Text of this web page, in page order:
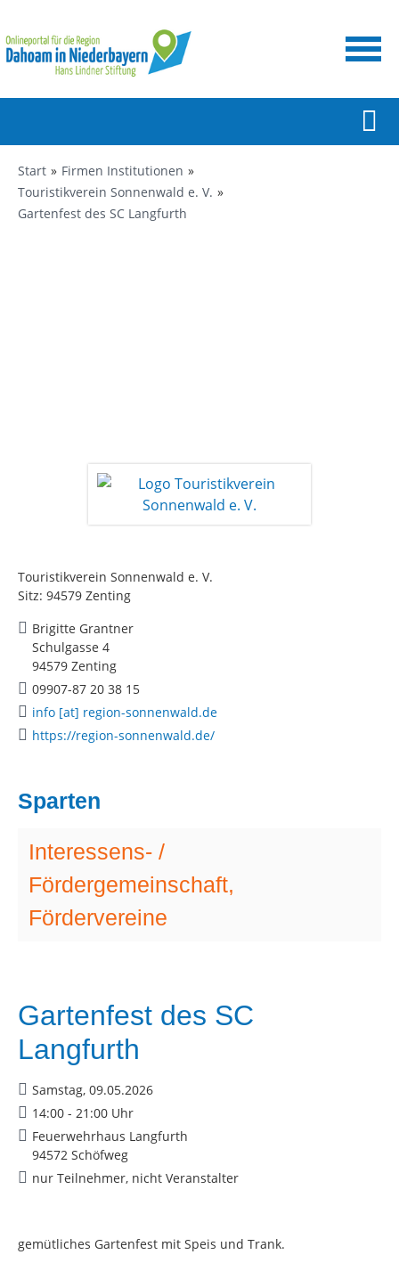
Start
Firmen Institutionen
Touristikverein Sonnenwald e. V.
Gartenfest des SC Langfurth
Touristikverein Sonnenwald e. V.
Sitz: 94579 Zenting
Brigitte Grantner
Schulgasse 4
94579 Zenting
09907-87 20 38 15
info [at] region-sonnenwald.de
https://region-sonnenwald.de/
Sparten
Interessens- /
Fördergemeinschaft,
Fördervereine
Gartenfest des SC
Langfurth
Samstag, 09.05.2026
14:00 - 21:00 Uhr
Feuerwehrhaus Langfurth
94572 Schöfweg
nur Teilnehmer, nicht Veranstalter
gemütliches Gartenfest mit Speis und Trank.